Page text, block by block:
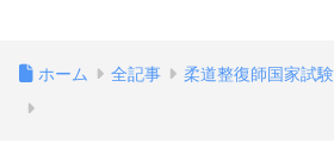
ホーム 全記事 柔道整復師国家試験